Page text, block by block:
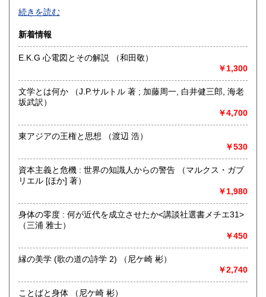
熊本県
宮崎県
沖縄県 300円
不死鳥BOOKSでは、書籍だけでなくCD、DVD、レコード、
ゲーム、おもちゃ、骨董品まであらゆるものの買い取りがで
にお問い合わせください。出張費は、無料です。
沿線名：伯備線・桃太郎線(吉備線)
営業時間：9時から17時
定休日：年中無休
不死鳥BOOKSでは、書籍だけでなくCD、DVD、レコード、
ゲーム、おもちゃ、骨董品まであらゆるものの買い取りがで
にお問い合わせください。出張費は、無料です。
哲学宗教、歴史、社会科学、自然科学、美術工芸、趣味、外
国書、サブカルチャー、古書一般（その他）
オールジャンル
続きを読む
新着情報
E.K.G 心電図とその解説 （和田敬）
￥1,300
文学とは何か （J.P.サルトル 著 ; 加藤周一, 白井健三郎, 海老
坂武訳）
￥4,700
東アジアの王権と思想 （渡辺 浩）
￥530
資本主義と危機 : 世界の知識人からの警告 （マルクス・ガブ
リエル [ほか] 著）
￥1,980
身体の零度 : 何が近代を成立させたか<講談社選書メチエ31>
（三浦 雅士）
￥450
縁の美学 (歌の道の詩学 2) （尼ケ崎 彬）
￥2,740
ことばと身体 （尼ケ崎 彬）